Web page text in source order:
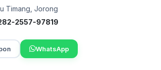
Timang Jorong
2557-97819
WhatsApp